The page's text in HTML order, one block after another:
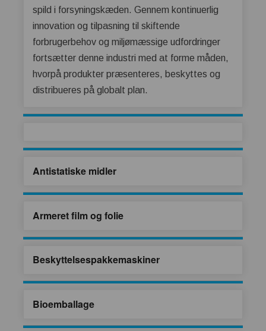
spild i forsyningskæden. Gennem kontinuerlig
innovation og tilpasning til skiftende
forbrugerbehov og miljømæssige udfordringer
fortsætter denne industri med at forme måden,
hvorpå produkter præsenteres, beskyttes og
distribueres på globalt plan.
Antistatiske midler
Armeret film og folie
Beskyttelsespakkemaskiner
Bioemballage